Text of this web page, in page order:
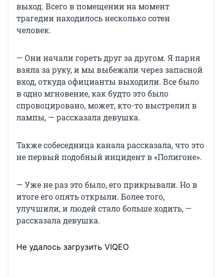
выход. Всего в помещении на момент
трагедии находилось несколько сотен
человек.
— Они начали гореть друг за другом. Я парня
взяла за руку, и мы выбежали через запасной
вход, откуда официанты выходили. Все было
в одно мгновение, как будто это было
спровоцировано, может, кто-то выстрелил в
лампы, — рассказала девушка.
Также собеседница канала рассказала, что это
не первый подобный инцидент в «Полигоне».
— Уже не раз это было, его прикрывали. Но в
итоге его опять открыли. Более того,
улучшили, и людей стало больше ходить, —
рассказала девушка.
Не удалось загрузить VIQEO